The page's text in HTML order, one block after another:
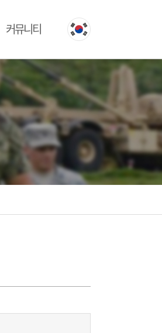
커뮤니티